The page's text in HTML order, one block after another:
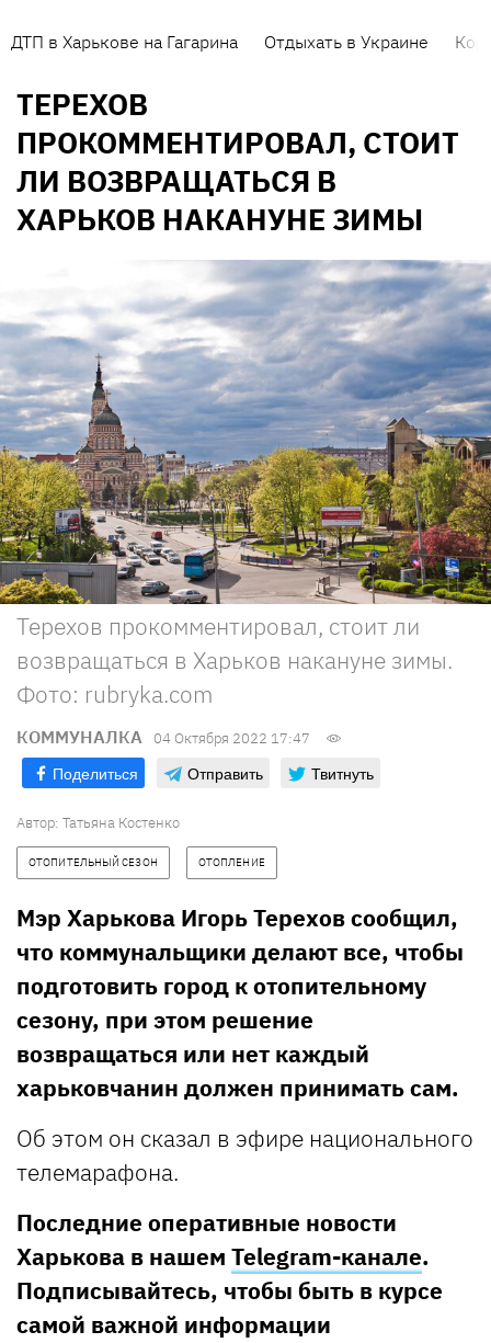
ДТП в Харькове на Гагарина Отдыхать в Украине
ТЕРЕХОВ
ПРОКОММЕНТИРОВАЛ, СТОИТ
ЛИ ВОЗВРАЩАТЬСЯ В
ХАРЬКОВ НАКАНУНЕ ЗИМЫ
Терехов прокомментировал, стоит ли
возвращаться в Харьков накануне зимы.
Фото: rubryka.com
КОММУНАЛКА 04 Октября 2022 17:47
Поделиться Отправить Твитнуть
Автор: Татьяна Костенко
ОТОПИТЕЛЬНЫЙ СЕЗОН ОТОПЛЕНИЕ
Мэр Харькова Игорь Терехов сообщил,
что коммунальщики делают все, чтобы
подготовить город к отопительному
сезону, при этом решение
возвращаться или нет каждый
харьковчанин должен принимать сам.
Об этом он сказал в эфире национального
телемарафона.
Последние оперативные новости
Харькова в нашем Telegram-канале.
Подписывайтесь, чтобы быть в курсе
самой важной информации